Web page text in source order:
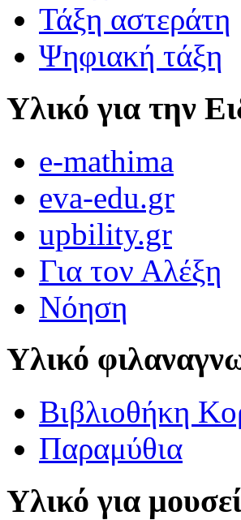
Τάξη αστεράτη
Ψηφιακή τάξη
Υλικό για την
e-mathima
eva-edu.gr
upbility.gr
Για τον Αλέξη
Νόηση
Υλικό
Βιβλιοθήκη
Παραμύθια
Υλικό για